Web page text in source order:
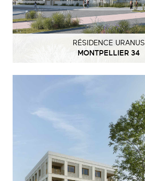
RÉSIDENCE URANUS
MONTPELLIER 34